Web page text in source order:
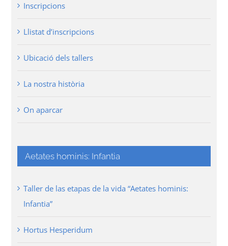
Inscripcions
Llistat d’inscripcions
Ubicació dels tallers
La nostra història
On aparcar
Aetates hominis: Infantia
Taller de las etapas de la vida “Aetates hominis:
Infantia”
Hortus Hesperidum